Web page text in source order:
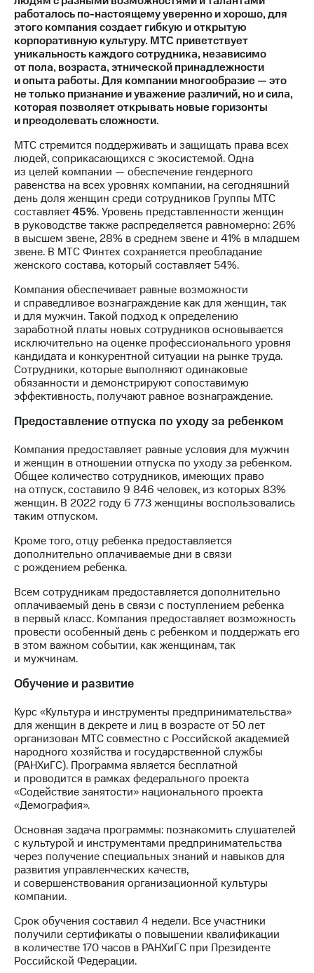
МТС
о технологиях
Достижения
Интервью
Финансовая
Контакты
Новости
в
регионе
и акционерам
Корпоративное
управление
Корпоративный
секретарь
Раскрытие
информации
Информация
акционерам
Документы
ПАО
"МТС"
акционеров
кабинет
акционера
Акционерный
капитал
Контроль
и
Рынок
акций
Программа
приобретения
Порядок
выкупа
акций
Дивиденды
облигаций
Описание
Еврооблигации-2023
Уведомление
о
погашении
именных
облигаций
Другое
Регистратор
Реквизиты
Контакты
развитие
этика
работалось по-настоящему уверенно и хорошо, для
этого компания создает гибкую и открытую
корпоративную культуру. МТС приветствует
уникальность каждого сотрудника, независимо
от пола, возраста, этнической принадлежности
и опыта работы. Для компании многообразие — это
не только признание и уважение различий, но и сила,
которая позволяет открывать новые горизонты
и преодолевать сложности.
МТС стремится поддерживать и защищать права всех
людей, соприкасающихся с экосистемой. Одна
из целей компании — обеспечение гендерного
равенства на всех уровнях компании, на сегодняшний
день доля женщин среди сотрудников Группы МТС
составляет45%. Уровень представленности женщин
в руководстве также распределяется равномерно: 26%
в высшем звене, 28% в среднем звене и 41% в младшем
звене. В МТС Финтех сохраняется преобладание
женского состава, который составляет 54%.
Компания обеспечивает равные возможности
и справедливое вознаграждение как для женщин, так
и для мужчин. Такой подход к определению
заработной платы новых сотрудников основывается
исключительно на оценке профессионального уровня
кандидата и конкурентной ситуации на рынке труда.
Сотрудники, которые выполняют одинаковые
обязанности и демонстрируют сопоставимую
эффективность, получают равное вознаграждение.
Предоставление отпуска по уходу за ребенком
Компания предоставляет равные условия для мужчин
и женщин в отношении отпуска по уходу за ребенком.
Общее количество сотрудников, имеющих право
на отпуск, составило 9 846 человек, из которых 83%
женщин. В 2022 году 6 773 женщины воспользовались
таким отпуском.
Кроме того, отцу ребенка предоставляется
дополнительно оплачиваемые дни в связи
с рождением ребенка.
Всем сотрудникам предоставляется дополнительно
оплачиваемый день в связи с поступлением ребенка
в первый класс. Компания предоставляет возможность
провести особенный день с ребенком и поддержать его
в этом важном событии, как женщинам, так
и мужчинам.
Обучение и развитие
Курс «Культура и инструменты предпринимательства»
для женщин в декрете и лиц в возрасте от 50 лет
организован МТС совместно с Российской академией
народного хозяйства и государственной службы
(РАНХиГС). Программа является бесплатной
и проводится в рамках федерального проекта
«Содействие занятости» национального проекта
«Демография».
Основная задача программы: познакомить слушателей
с культурой и инструментами предпринимательства
через получение специальных знаний и навыков для
развития управленческих качеств,
и совершенствования организационной культуры
компании.
Срок обучения составил 4 недели. Все участники
получили сертификаты о повышении квалификации
в количестве 170 часов в РАНХиГС при Президенте
Российской Федерации.